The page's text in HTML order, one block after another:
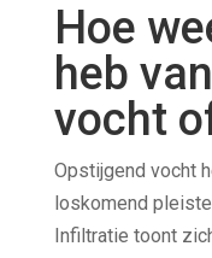
Hoe
heb
vocht
Opstijgend vocht
loskomend
Infiltratie toont